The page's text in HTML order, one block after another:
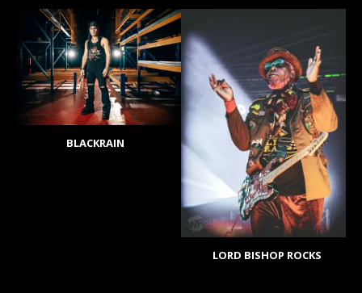
BLACKRAIN
LORD BISHOP ROCKS